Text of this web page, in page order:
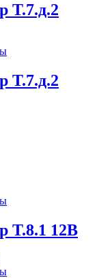
Т.7.д.2
Т.7.д.2
Т.8.1 12В